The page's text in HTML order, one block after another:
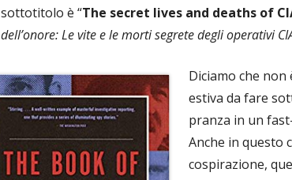
sottotitolo è “The secret lives and deaths of
dell’onore:Le vite e le morti segrete degli operativi
Diciamo che
estiva da fare
pranza in un
Anche in questo
cospirazione,